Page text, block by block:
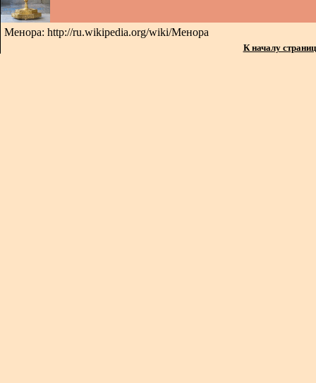
Менора: http://ru.wikipedia.org/wiki/Менора
К началу